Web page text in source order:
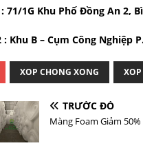
71/1G Khu Phố Đồng An 2,
: Khu B – Cụm Công
XOP CHONG XONG
TRƯỚC ĐÓ
Màng Foam Giảm